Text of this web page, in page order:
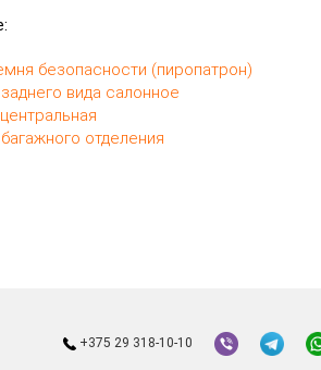
безопасности (пиропатрон)
вида салонное
отделения
+375 29 318-10-10